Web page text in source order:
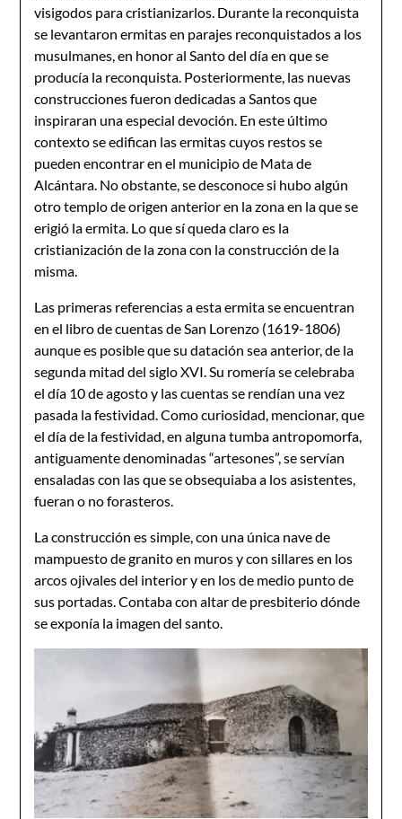
visigodos para cristianizarlos. Durante la reconquista
se levantaron ermitas en parajes reconquistados a los
musulmanes, en honor al Santo del día en que se
producía la reconquista. Posteriormente, las nuevas
construcciones fueron dedicadas a Santos que
inspiraran una especial devoción. En este último
contexto se edifican las ermitas cuyos restos se
pueden encontrar en el municipio de Mata de
Alcántara. No obstante, se desconoce si hubo algún
otro templo de origen anterior en la zona en la que se
erigió la ermita. Lo que sí queda claro es la
cristianización de la zona con la construcción de la
misma.
Las primeras referencias a esta ermita se encuentran
en el libro de cuentas de San Lorenzo (1619-1806)
aunque es posible que su datación sea anterior, de la
segunda mitad del siglo XVI. Su romería se celebraba
el día 10 de agosto y las cuentas se rendían una vez
pasada la festividad. Como curiosidad, mencionar, que
el día de la festividad, en alguna tumba antropomorfa,
antiguamente denominadas “artesones”, se servían
ensaladas con las que se obsequiaba a los asistentes,
fueran o no forasteros.
La construcción es simple, con una única nave de
mampuesto de granito en muros y con sillares en los
arcos ojivales del interior y en los de medio punto de
sus portadas. Contaba con altar de presbiterio dónde
se exponía la imagen del santo.